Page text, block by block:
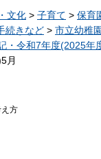
文化 > 子育て > 保育
続きなど > 市立幼稚
・令和7年度(2025年
月
方